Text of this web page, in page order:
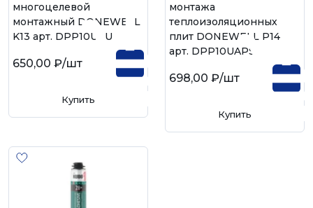
многоцелевой
монтажный DONEWELL
K13 арт. DPP10UAU
650,00 ₽/шт
Купить
монтажа
теплоизоляционных
плит DONEWELL P14
арт. DPP10UAPS
698,00 ₽/шт
Купить